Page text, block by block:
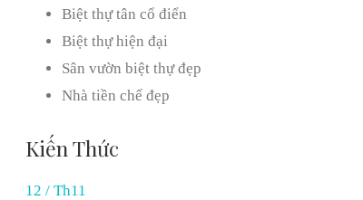
Biệt thự tân cổ điển
Biệt thự hiện đại
Sân vườn biệt thự đẹp
Nhà tiền chế đẹp
Kiến Thức
12 / Th11